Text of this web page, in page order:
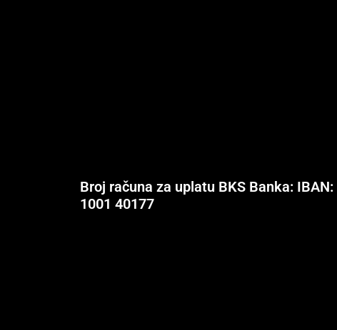
Broj računa za uplatu BKS Banka: IBAN:
1001 40177